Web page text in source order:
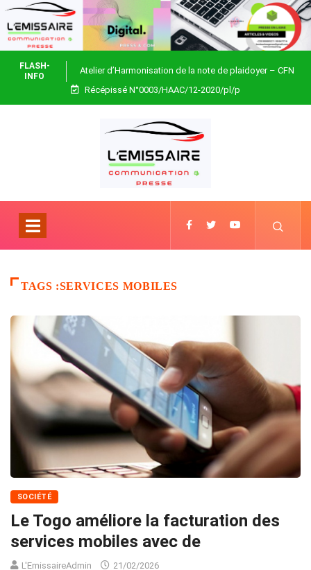
FLASH-
INFO
Atelier d’Harmonisation de la note de plaidoyer – CFN
Togo
Récépissé N°0003/HAAC/12-2020/pl/p
TAGS :SERVICES MOBILES
SOCIÉTÉ
Le Togo améliore la facturation des
services mobiles avec de
L'EmissaireAdmin 21/02/2026